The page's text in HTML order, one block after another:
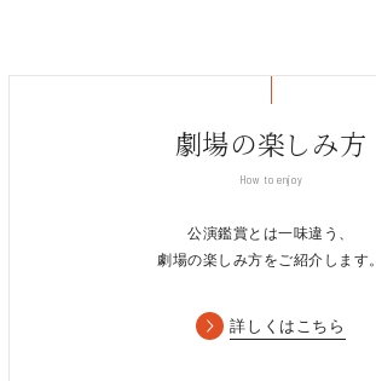
劇場の楽しみ方
How to enjoy
公演鑑賞とは一味違う、
劇場の楽しみ方をご紹介します。
詳しくはこちら